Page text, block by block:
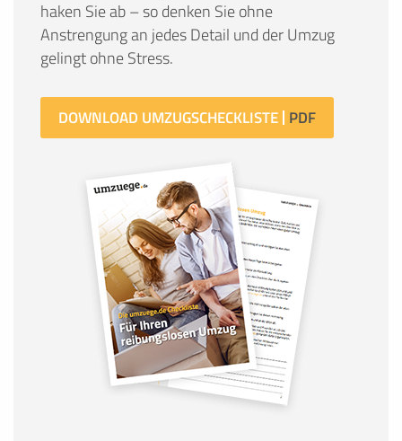
haken Sie ab – so denken Sie ohne
Anstrengung an jedes Detail und der Umzug
gelingt ohne Stress.
DOWNLOAD UMZUGSCHECKLISTE